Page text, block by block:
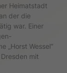
Heimatstadt
der die
war. Einer
„Horst Wessel“
mit